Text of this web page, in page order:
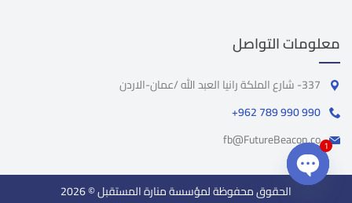
معلومات التواصل
337- شارع الملكة رانيا العبد الله /عمان-الاردن
+962 789 990 990
fb@FutureBeacon.co
الحقوق محفوظة لمؤسسة منارة المستقبل © 2026Open chaty
1